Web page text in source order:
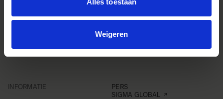
Weigeren
INFORMATIE
PERS
SIGMA GLOBAL